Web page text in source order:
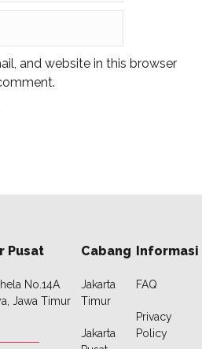
and website in this browser
Pusat
No.14A
Jawa Timur
Cabang
Jakarta
Timur
Jakarta
Informasi
FAQ
Privacy
Policy